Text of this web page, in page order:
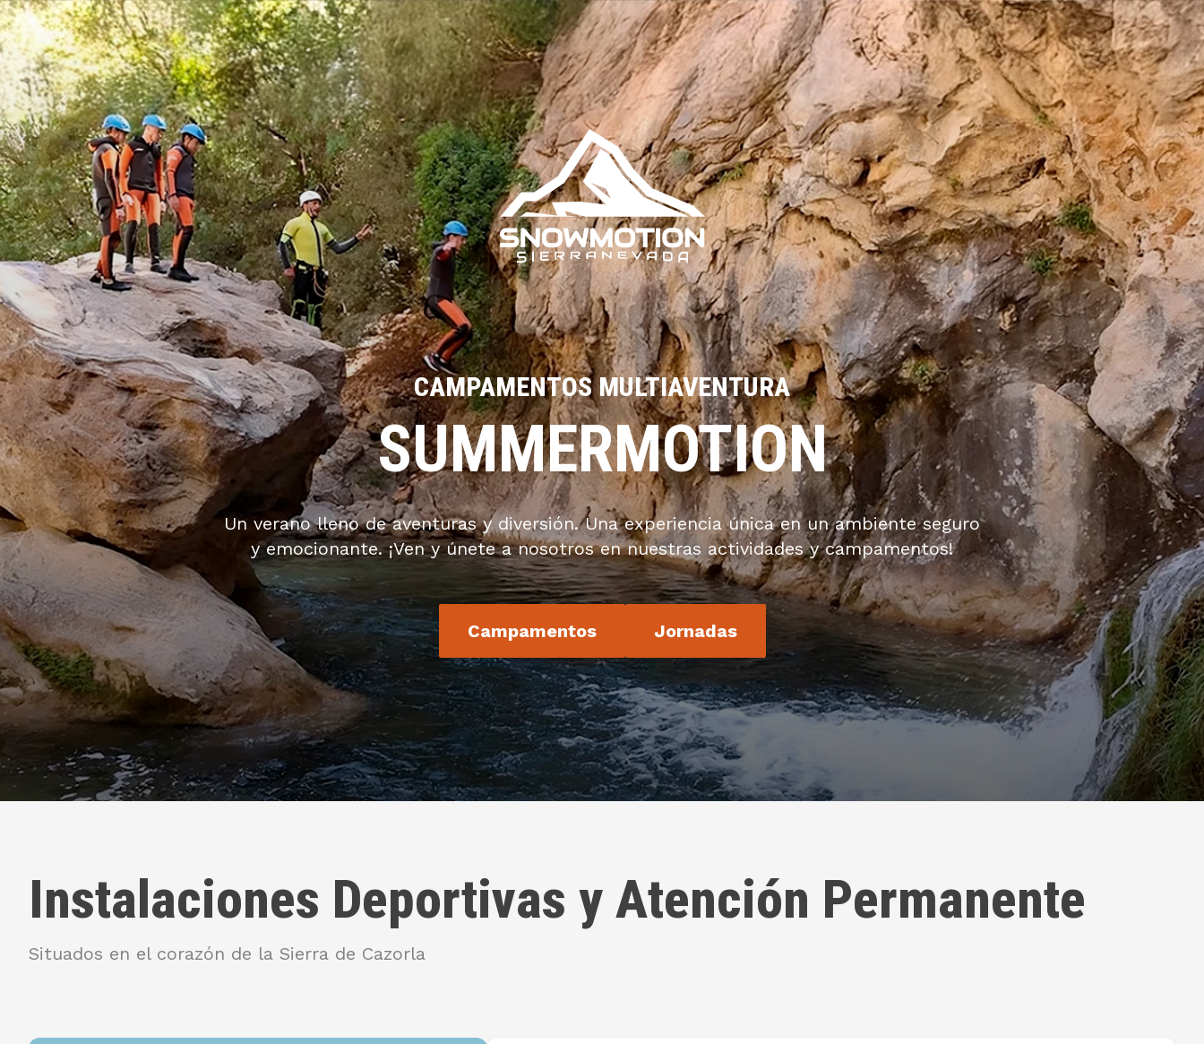
CAMPAMENTOS MULTIAVENTURA
SUMMERMOTION
Un verano lleno de aventuras y diversión. Una experiencia única en un ambiente seguro
y emocionante. ¡Ven y únete a nosotros en nuestras actividades y campamentos!
Campamentos Jornadas
Instalaciones Deportivas y Atención Permanente
Situados en el corazón de la Sierra de Cazorla